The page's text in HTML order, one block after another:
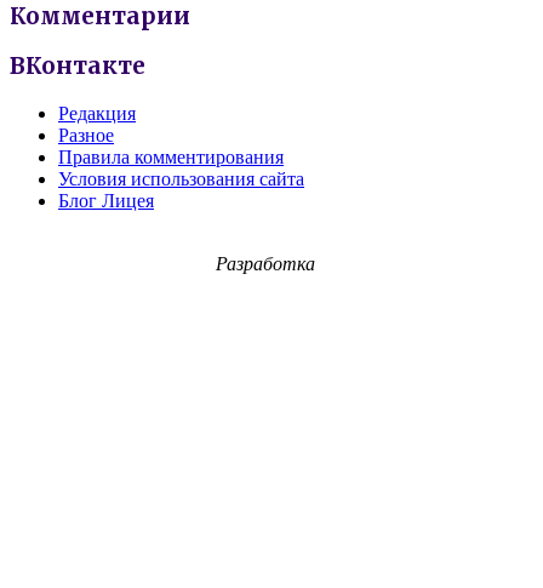
Комментарии
ВКонтакте
Редакция
Разное
Правила комментирования
Условия использования сайта
Блог Лицея
Разработка